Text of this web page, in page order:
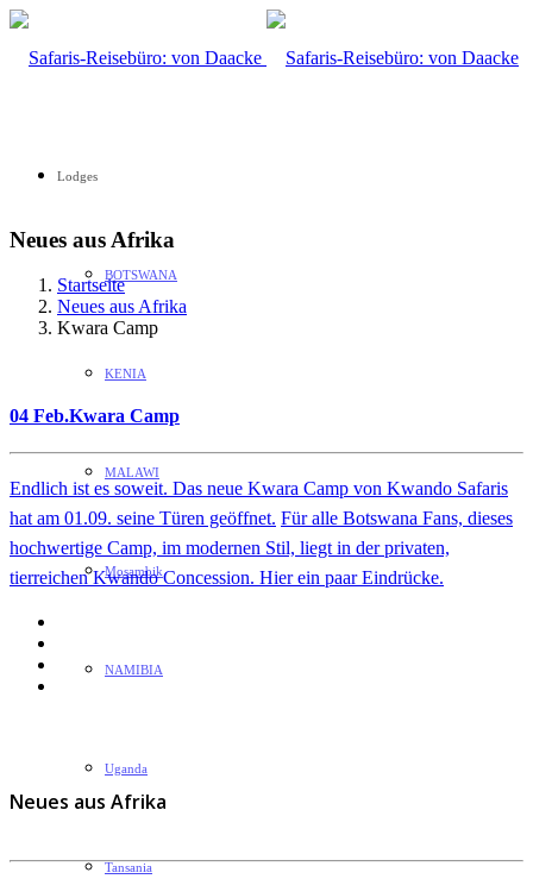
Lodges
BOTSWANA
KENIA
MALAWI
Mosambik
NAMIBIA
Uganda
Tansania
Neues aus Afrika
Startseite
Neues aus Afrika
Kwara Camp
04 Feb.Kwara Camp
Endlich ist es soweit. Das neue Kwara Camp von Kwando Safaris
hat am 01.09. seine Türen geöffnet. Für alle Botswana Fans, dieses
hochwertige Camp, im modernen Stil, liegt in der privaten,
tierreichen Kwando Concession. Hier ein paar Eindrücke.
Neues aus Afrika